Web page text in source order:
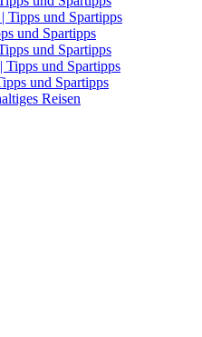
Tipps und Spartipps
und Spartipps
und Spartipps
Tipps und Spartipps
und Spartipps
Reisen